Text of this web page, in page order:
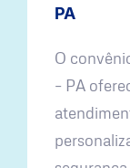
PA
O
– PA